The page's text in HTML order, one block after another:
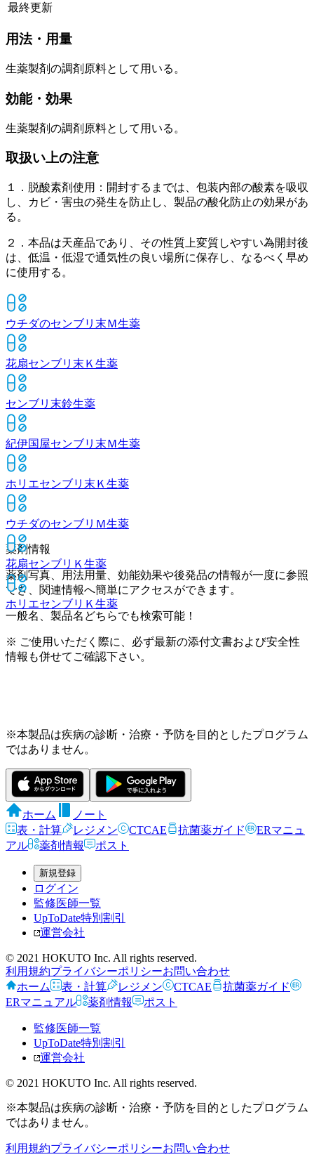
最終更新
用法・用量
生薬製剤の調剤原料として用いる。
効能・効果
生薬製剤の調剤原料として用いる。
取扱い上の注意
１．脱酸素剤使用：開封するまでは、包装内部の酸素を吸収
し、カビ・害虫の発生を防止し、製品の酸化防止の効果があ
る。
２．本品は天産品であり、その性質上変質しやすい為開封後
は、低温・低湿で通気性の良い場所に保存し、なるべく早め
に使用する。
ウチダのセンブリ末Ｍ生薬
花扇センブリ末Ｋ 生薬
センブリ末鈴生薬
紀伊国屋センブリ末Ｍ生薬
ホリエセンブリ末Ｋ 生薬
ウチダのセンブリＭ生薬
花扇センブリＫ 生薬
ホリエセンブリＫ 生薬
薬剤情報
薬剤写真、用法用量、効能効果や後発品の情報が一度に参照
でき、関連情報へ簡単にアクセスができます。
一般名、製品名どちらでも検索可能！
※ ご使用いただく際に、必ず最新の添付文書および安全性
情報も併せてご確認下さい。
※本製品は疾病の診断・治療・予防を目的としたプログラム
ではありません。
ホーム
ノート
表・計算
レジメン CTCAE 抗菌薬ガイド
ERマニュ
アル
薬剤情報 ポスト
新規登録
ログイン
監修医師一覧
UpToDate特別割引
運営会社
© 2021 HOKUTO Inc. All rights reserved.
利用規約プライバシーポリシーお問い合わせ
ホーム
表・計算 レジメン CTCAE
抗菌薬ガイド
ERマニュアル
薬剤情報 ポスト
監修医師一覧
UpToDate特別割引
運営会社
© 2021 HOKUTO Inc. All rights reserved.
※本製品は疾病の診断・治療・予防を目的としたプログラム
ではありません。
利用規約プライバシーポリシーお問い合わせ